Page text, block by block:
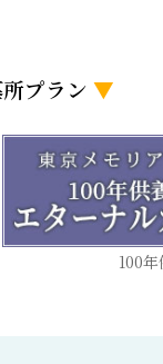
プラン ▼
100